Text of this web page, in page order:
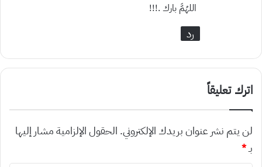
اللهُمَّ بارك .!!!
رد
اترك تعليقاً
لن يتم نشر عنوان بريدك الإلكتروني. الحقول الإلزامية مشار إليها
بـ*